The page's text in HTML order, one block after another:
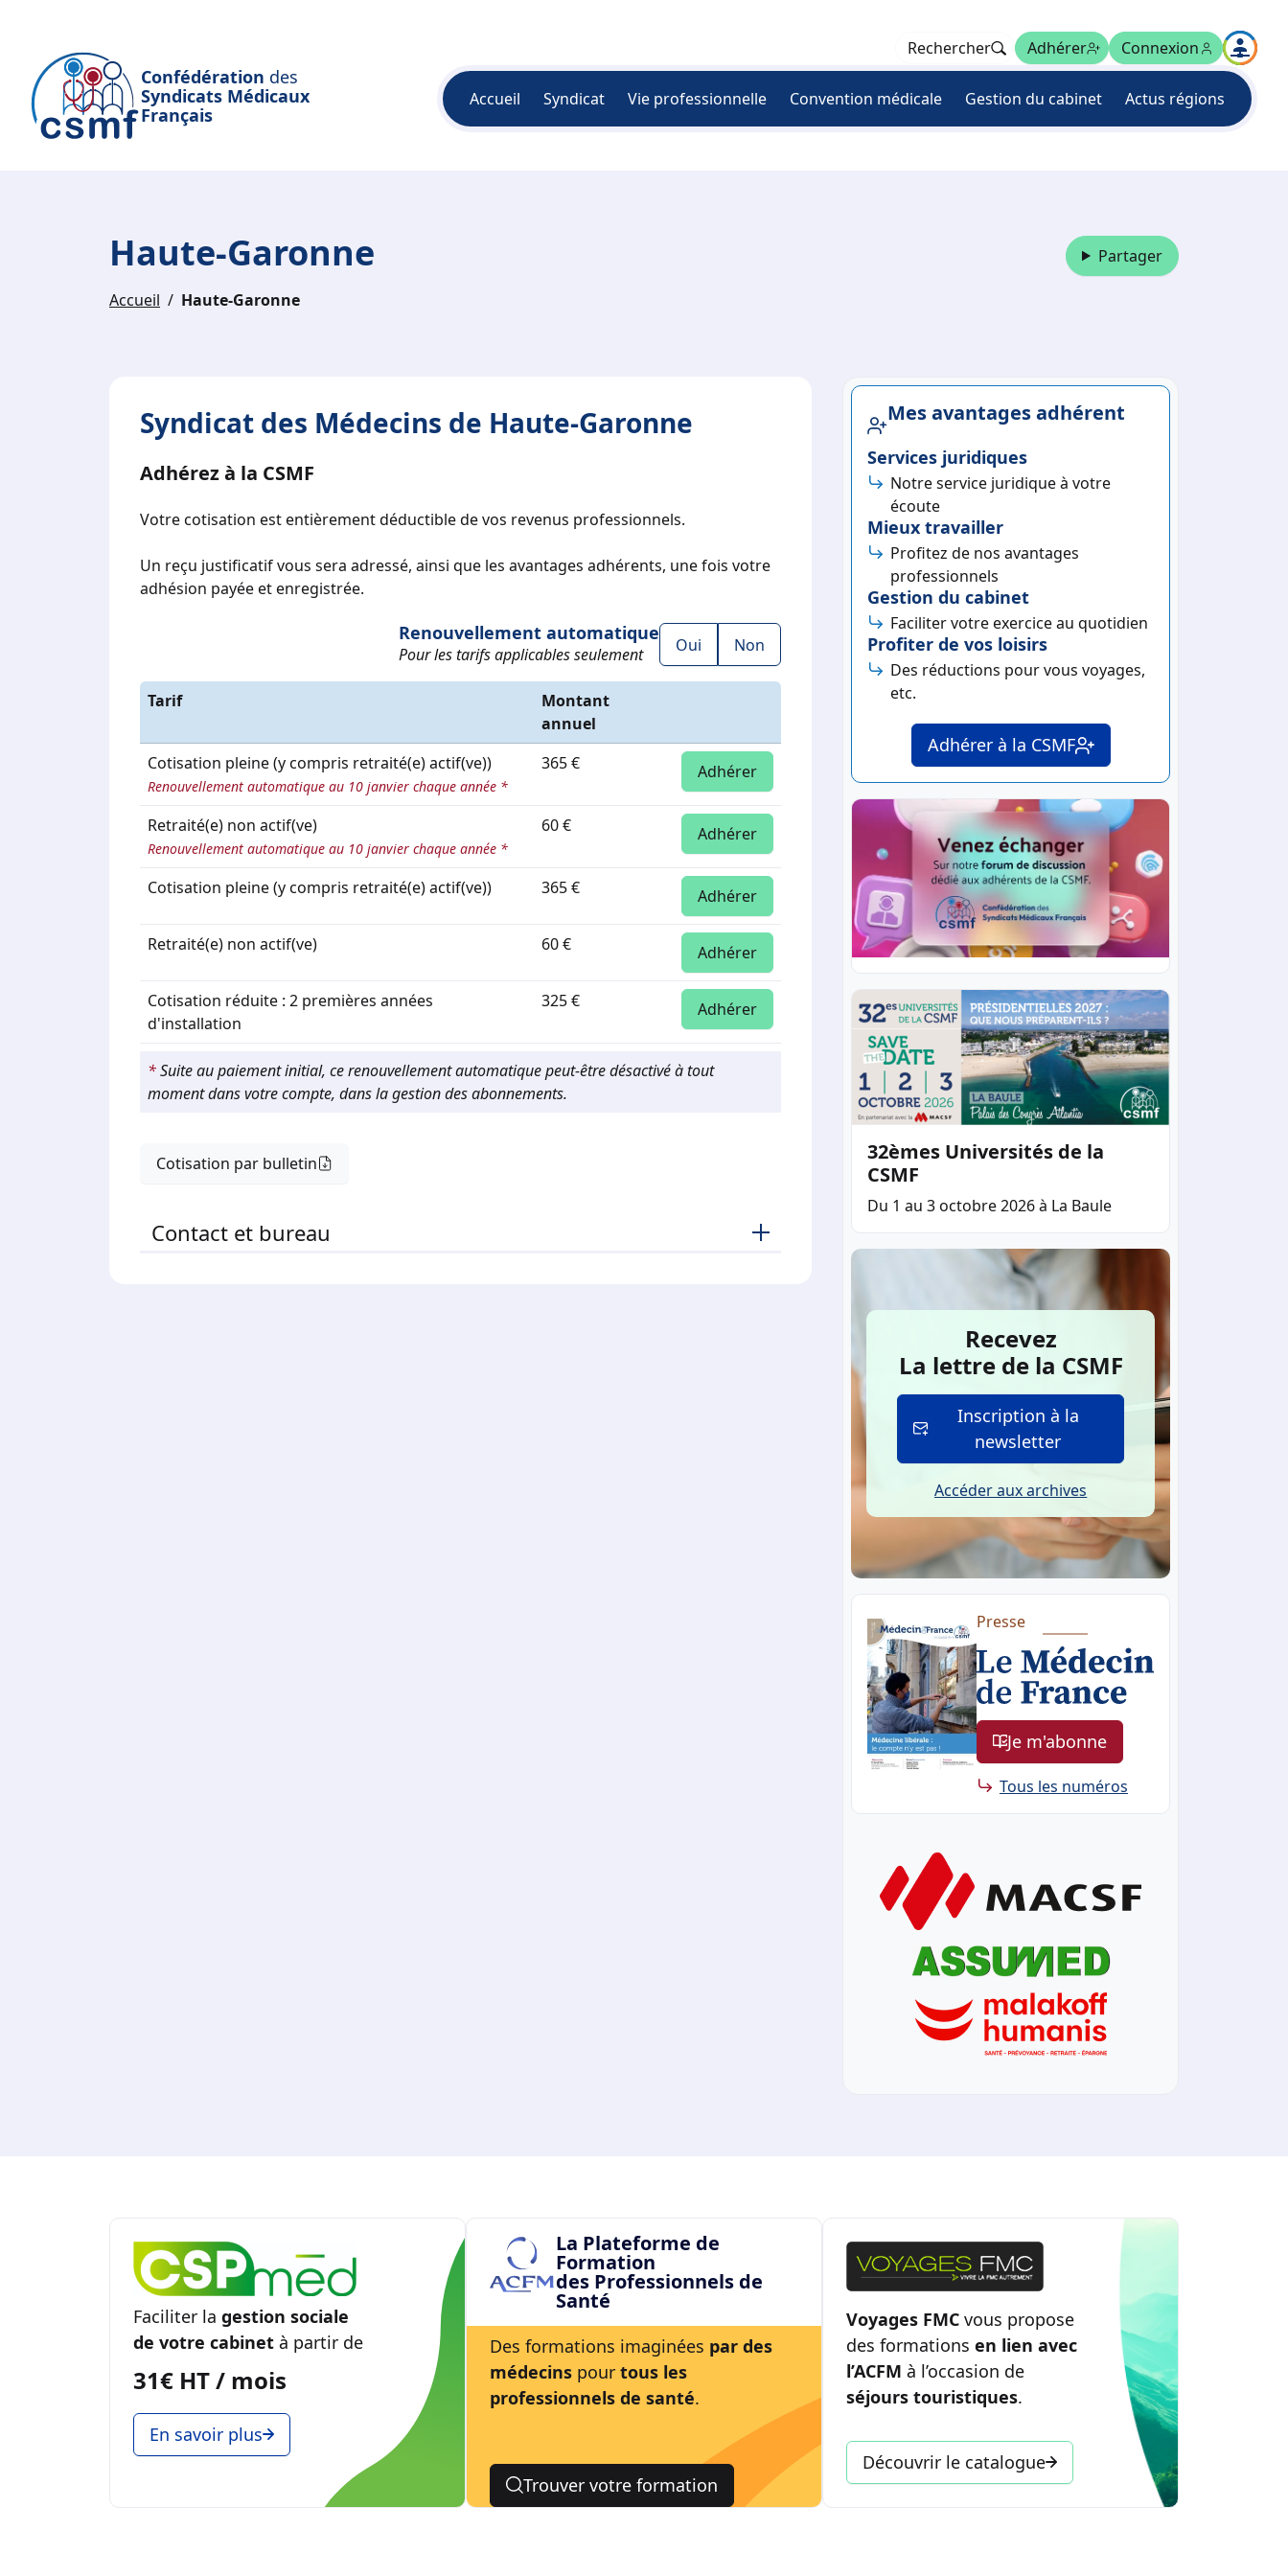
Confédération des
Syndicats Médicaux
Français
Accueil Syndicat Vie professionnelle Convention médicale Gestion du cabinet Actus régions
Rechercher Adhérer Connexion
Haute-Garonne
Accueil Haute-Garonne
Partager
Syndicat des Médecins de Haute-Garonne
Adhérez à la CSMF
Votre cotisation est entièrement déductible de vos revenus professionnels.
Un reçu justificatif vous sera adressé, ainsi que les avantages adhérents, une fois votre
adhésion payée et enregistrée.
Renouvellement automatique
Pour les tarifs applicables seulement Oui Non
Tarif
Montant
annuel
Cotisation pleine (y compris retraité(e) actif(ve))
Renouvellement automatique au 10 janvier chaque année *
365 € Adhérer
Retraité(e) non actif(ve)
Renouvellement automatique au 10 janvier chaque année *
60 € Adhérer
Cotisation pleine (y compris retraité(e) actif(ve)) 365 € Adhérer
Retraité(e) non actif(ve) 60 € Adhérer
Cotisation réduite : 2 premières années
d'installation
325 € Adhérer
*Suite au paiement initial, ce renouvellement automatique peut-être désactivé à tout
moment dans votre compte, dans la gestion des abonnements.
Cotisation par bulletin
Contact et bureau
Mes avantages adhérent
Services juridiques
Notre service juridique à votre
écoute
Mieux travailler
Profitez de nos avantages
professionnels
Gestion du cabinet
Faciliter votre exercice au quotidien
Profiter de vos loisirs
Des réductions pour vous voyages,
etc.
Adhérer à la CSMF
32èmes Universités de la
CSMF
Du 1 au 3 octobre 2026 à La Baule
Recevez
La lettre de la CSMF
Inscription à la
newsletter
Accéder aux archives
Presse
Je m'abonne
Tous les numéros
Faciliter la gestion sociale
de votre cabinet à partir de
31€ HT / mois
En savoir plus
La Plateforme de
Formation
des Professionnels de
Santé
Des formations imaginées par des
médecins pour tous les
professionnels de santé.
Trouver votre formation
Voyages FMC vous propose
des formations en lien avec
l’ACFM à l’occasion de
séjours touristiques.
Découvrir le catalogue